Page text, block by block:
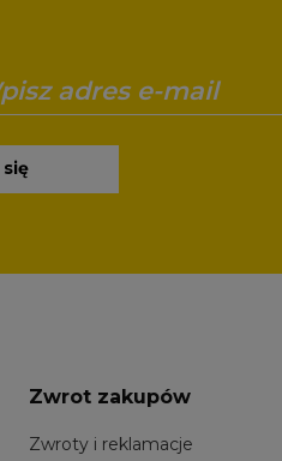
Zwrot zakupów
Zwroty i reklamacje